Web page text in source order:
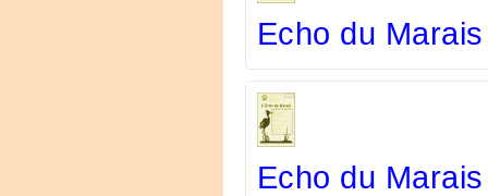
Echo du
Echo du